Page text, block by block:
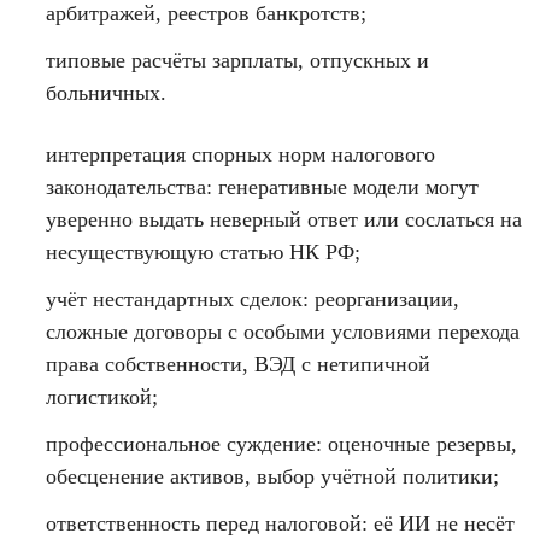
арбитражей, реестров банкротств;
типовые расчёты зарплаты, отпускных и
больничных.
интерпретация спорных норм налогового
законодательства: генеративные модели могут
уверенно выдать неверный ответ или сослаться на
несуществующую статью НК РФ;
учёт нестандартных сделок: реорганизации,
сложные договоры с особыми условиями перехода
права собственности, ВЭД с нетипичной
логистикой;
профессиональное суждение: оценочные резервы,
обесценение активов, выбор учётной политики;
ответственность перед налоговой: её ИИ не несёт